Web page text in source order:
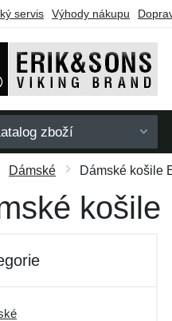
servis Výhody nákupu
poukazy
zboží
Dámské Dámské košile